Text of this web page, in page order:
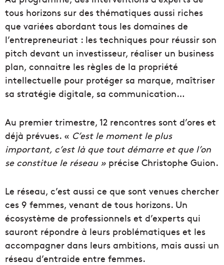
tous horizons sur des thématiques aussi riches
que variées abordant tous les domaines de
l’entrepreneuriat : les techniques pour réussir son
pitch devant un investisseur, réaliser un business
plan, connaitre les règles de la propriété
intellectuelle pour protéger sa marque, maîtriser
sa stratégie digitale, sa communication…
Au premier trimestre, 12 rencontres sont d’ores et
déjà prévues. « C’est le moment le plus
important, c’est là que tout démarre et que l’on
se constitue le réseau » précise Christophe Guion.
Le réseau, c’est aussi ce que sont venues chercher
ces 9 femmes, venant de tous horizons. Un
écosystème de professionnels et d’experts qui
sauront répondre à leurs problématiques et les
accompagner dans leurs ambitions, mais aussi un
réseau d’entraide entre femmes.